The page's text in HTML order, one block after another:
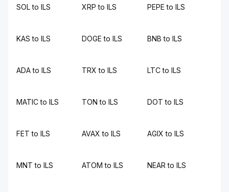
SOL to ILS XRP to ILS PEPE to ILS
KAS to ILS DOGE to ILS BNB to ILS
ADA to ILS TRX to ILS LTC to ILS
MATIC to ILS TON to ILS DOT to ILS
FET to ILS AVAX to ILS AGIX to ILS
MNT to ILS ATOM to ILS NEAR to ILS